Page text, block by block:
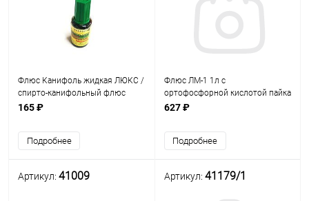
Флюс Канифоль жидкая ЛЮКС /
спирто-канифольный флюс
20мл (Пластик с кисточкой) Для
Connector г.Санкт-Петербург
165 ₽
Подробнее
Флюс ЛМ-1 1л с
ортофосфорной кислотой пайка
сталей припоями с
30%, в т.ч. хром-никелевых
коррозионно-стойких сталей/
627 ₽
Подробнее
Артикул: 41009 Артикул: 41179/1